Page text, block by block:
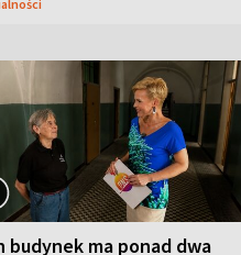
budynek ma ponad dwa